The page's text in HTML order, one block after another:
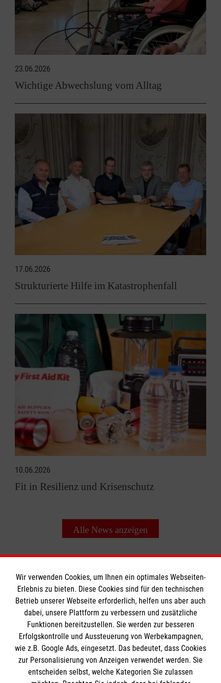
23.06.2026
Wichtige Abwechslung vom Alltag
17.06.2026
Strukturierte Hilfe im Katastrophenfall
10.06.2026
Fit in Resilienz und Krisenschutz
Alle News anzeigen
Informationen
Impressum
Datenschutz
Barrierefreiheit
Die Malteser
Wir verwenden Cookies, um Ihnen ein optimales Webseiten-
Erlebnis zu bieten. Diese Cookies sind für den technischen
Betrieb unserer Webseite erforderlich, helfen uns aber auch
dabei, unsere Plattform zu verbessern und zusätzliche
Funktionen bereitzustellen. Sie werden zur besseren
Erfolgskontrolle und Aussteuerung von Werbekampagnen,
wie z.B. Google Ads, eingesetzt. Das bedeutet, dass Cookies
zur Personalisierung von Anzeigen verwendet werden. Sie
entscheiden selbst, welche Kategorien Sie zulassen